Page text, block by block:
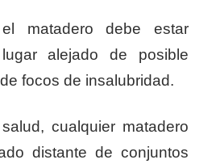
matadero debe estar
alejado de posible
focos de insalubridad.
cualquier matadero
distante de conjuntos